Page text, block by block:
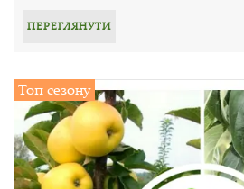
ПЕРЕГЛЯНУТИ
Топ сезону